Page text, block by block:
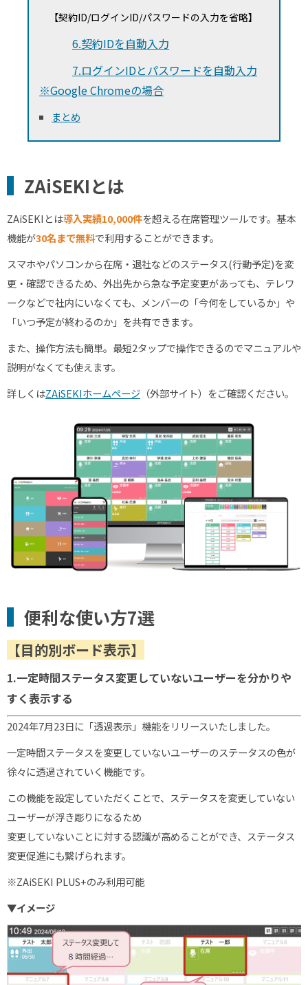
【契約ID/ログインID/パスワードの入力を省略】
6.契約IDを自動入力
7.ログインIDとパスワードを自動入力
※Google Chromeの場合
まとめ
ZAiSEKIとは
ZAiSEKI とは導入実績10,000件を超える在席管理ツールです。基本
機能が30名まで無料で利用することができます。
スマホやパソコンから在席・退社などのステータス(行動予定)を変
更・確認できるため、外出先から急な予定変更があっても、テレワ
ークなどで社内にいなくても、メンバーの「今何をしているか」や
「いつ予定が終わるのか」を共有できます。
また、操作方法も簡単。最短2タップで操作できるのでマニュアルや
説明がなくても使えます。
詳しくはZAiSEKIホームページ （外部サイト）をご確認ください。
便利な使い方7選
【目的別ボード表示】
1.一定時間ステータス変更していないユーザーを分かりや
すく表示する
2024年7月23日に「透過表示」機能をリリースいたしました。
一定時間ステータスを変更していないユーザーのステータスの色が
徐々に透過されていく機能です。
この機能を設定していただくことで、ステータスを変更していない
ユーザーが浮き彫りになるため
変更していないことに対する認識が高めることができ、ステータス
変更促進にも繋げられます。
※ZAiSEKI PLUS+のみ利用可能
▼イメージ